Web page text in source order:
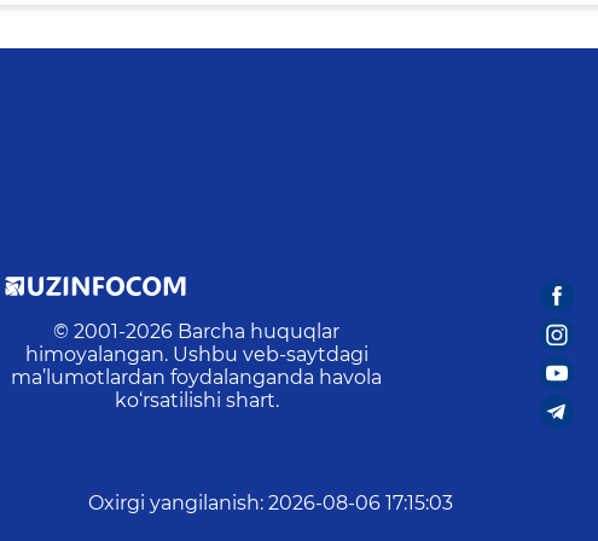
© 2001-2026 Barcha huquqlar
himoyalangan. Ushbu veb-saytdagi
ma’lumotlardan foydalanganda havola
ko‘rsatilishi shart.
Oxirgi yangilanish: 2026-08-06 17:15:03